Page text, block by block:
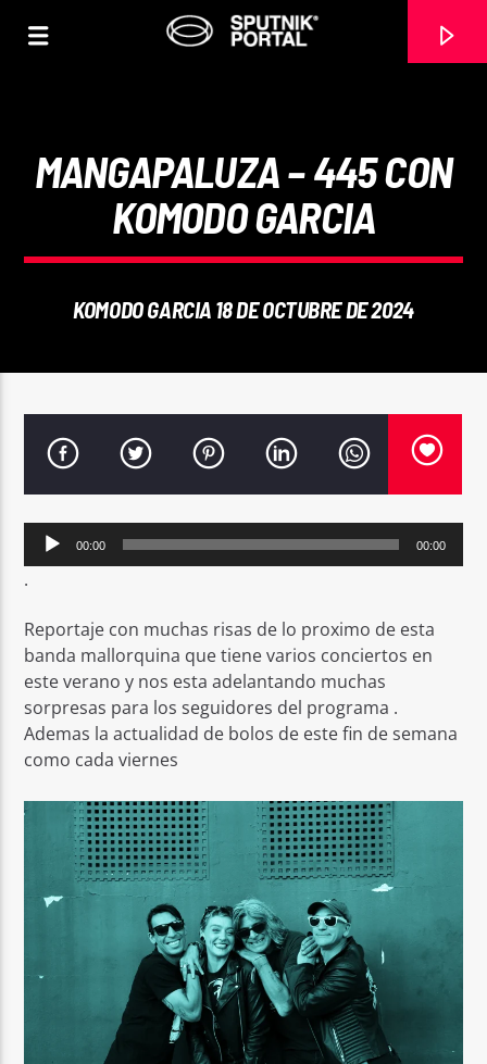
NO TITLES AVAILABLE
Sputnik radio | 105.4
MANGAPALUZA – 445 CON
KOMODO GARCIA
KOMODO GARCIA 18 DE OCTUBRE DE 2024
Reproductor
de
audio
00:00 00:00
.
Reportaje con muchas risas de lo proximo de esta
banda mallorquina que tiene varios conciertos en
este verano y nos esta adelantando muchas
sorpresas para los seguidores del programa .
Ademas la actualidad de bolos de este fin de semana
como cada viernes